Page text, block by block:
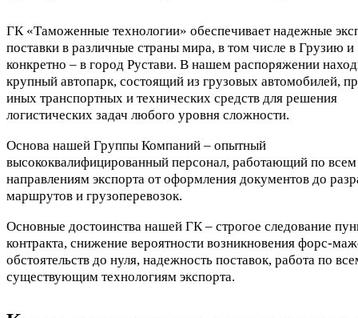
ГК «Таможенные технологии» обеспечивает надежные
поставки в различные страны мира, в том числе в Грузию и
конкретно – в город Рустави. В нашем распоряжении
крупный автопарк, состоящий из грузовых автомобилей,
иных транспортных и технических средств для решения
логистических задач любого уровня сложности.
Основа нашей Группы Компаний – опытный
высококвалифицированный персонал, работающий по всем
направлениям экспорта от оформления документов до
маршрутов и грузоперевозок.
Основные достоинства нашей ГК – строгое следование
контракта, снижение вероятности возникновения форс-
обстоятельств до нуля, надежность поставок, работа по
существующим технологиям экспорта.